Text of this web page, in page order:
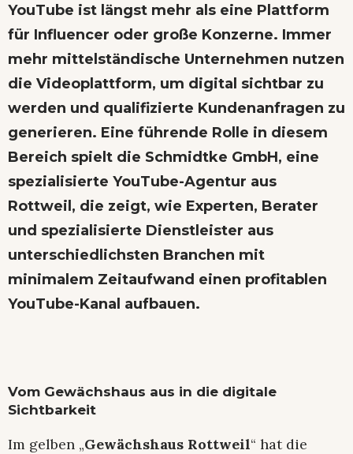
YouTube ist längst mehr als eine Plattform
für Influencer oder große Konzerne. Immer
mehr mittelständische Unternehmen nutzen
die Videoplattform, um digital sichtbar zu
werden und qualifizierte Kundenanfragen zu
generieren. Eine führende Rolle in diesem
Bereich spielt die Schmidtke GmbH, eine
spezialisierte YouTube-Agentur aus
Rottweil, die zeigt, wie Experten, Berater
und spezialisierte Dienstleister aus
unterschiedlichsten Branchen mit
minimalem Zeitaufwand einen profitablen
YouTube-Kanal aufbauen.
Vom Gewächshaus aus in die digitale
Sichtbarkeit
Im gelben „Gewächshaus Rottweil“ hat die